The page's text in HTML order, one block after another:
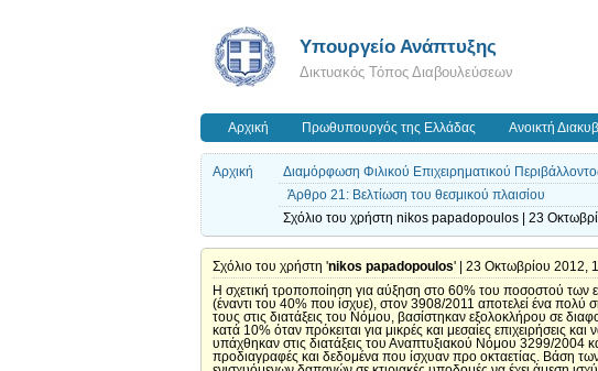
Υπουργείο Ανάπτυξης
Δικτυακός Τόπος Διαβουλεύσεων
Αρχική Πρωθυπουργός της Ελλάδας Ανοικτή
Αρχική
Διαμόρφωση Φιλικού Επιχειρηματικού
Άρθρο 21: Βελτίωση του θεσμικού πλαισίου
Σχόλιο του χρήστη nikos papadopoulos | 23
Σχόλιο του χρήστη 'nikos papadopoulos' | 23 Οκτωβρίου 2012,
Η σχετική τροποποίηση για αύξηση στο 60% του ποσοστού των
(έναντι του 40% που ίσχυε), στον 3908/2011 αποτελεί ένα πολύ
τους στις διατάξεις του Νόμου, βασίστηκαν εξολοκλήρου σε
κατά 10% όταν πρόκειται για μικρές και μεσαίες επιχειρήσεις
υπάχθηκαν στις διατάξεις του Αναπτυξιακού Νόμου 3299/2004
προδιαγραφές και δεδομένα που ίσχυαν προ οκταετίας. Βάση